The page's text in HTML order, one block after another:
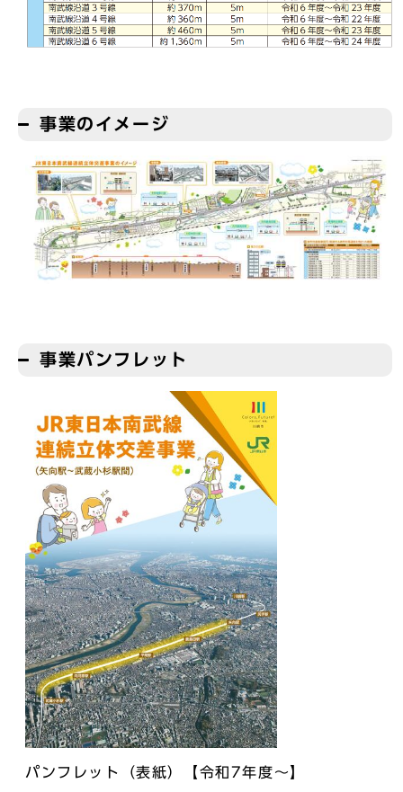
事業のイメージ
事業パンフレット
パンフレット（表紙）【令和7年度～】